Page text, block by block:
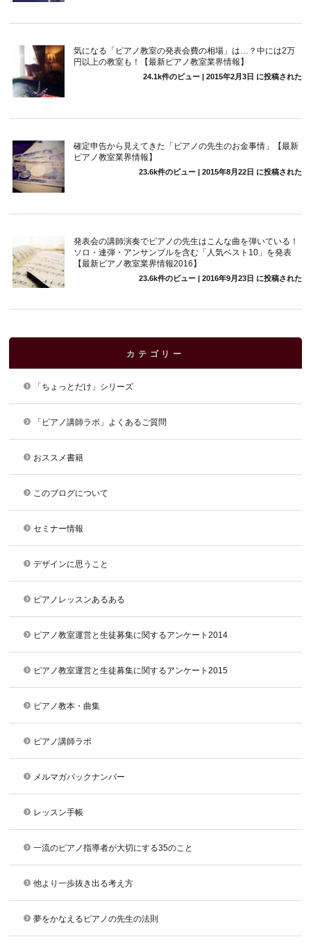
気になる「ピアノ教室の発表会費の相場」は…？中には2万
円以上の教室も！【最新ピアノ教室業界情報】
24.1k件のビュー| 2015年2月3日 に投稿された
確定申告から見えてきた「ピアノの先生のお金事情」【最新
ピアノ教室業界情報】
23.6k件のビュー| 2015年8月22日 に投稿された
発表会の講師演奏でピアノの先生はこんな曲を弾いている！
ソロ・連弾・アンサンブルを含む「人気ベスト10」を発表
【最新ピアノ教室業界情報2016】
23.6k件のビュー| 2016年9月23日 に投稿された
カテゴリー
「ちょっとだけ」シリーズ
「ピアノ講師ラボ」よくあるご質問
おススメ書籍
このブログについて
セミナー情報
デザインに思うこと
ピアノレッスンあるある
ピアノ教室運営と生徒募集に関するアンケート2014
ピアノ教室運営と生徒募集に関するアンケート2015
ピアノ教本・曲集
ピアノ講師ラボ
メルマガバックナンバー
レッスン手帳
一流のピアノ指導者が大切にする35のこと
他より一歩抜き出る考え方
夢をかなえるピアノの先生の法則